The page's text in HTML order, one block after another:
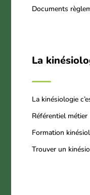
Documents
La
La kinésiologie
Référentiel métier
Formation
Trouver un